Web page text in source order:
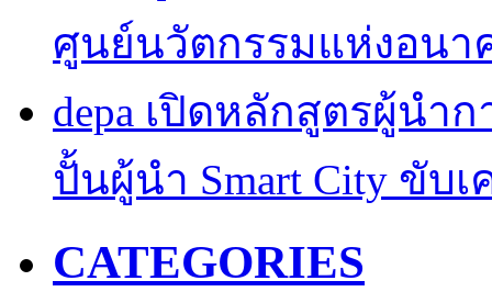
ศูนย์นวัตกรรมแห่งอนา
depa เปิดหลักสูตรผู้นำ
ปั้นผู้นำ Smart City ขับ
CATEGORIES